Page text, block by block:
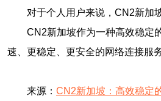
对于个人用户来说，CN2新加
CN2新加坡作为一种高效稳定
速、更稳定、更安全的网络连接服务
来源： CN2新加坡：高效稳定